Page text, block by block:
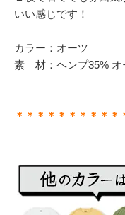
いい感じです！
カラー：オーツ
素 材：ヘンプ35% オ
＊＊＊＊＊＊＊＊＊＊